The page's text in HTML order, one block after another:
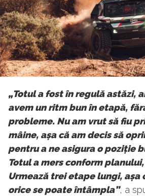
„Totul a fost în regulă astăzi,
avem un ritm bun în etapă,
probleme. Nu am vrut să fiu
mâine, așa că am decis să
pentru a ne asigura o poziție
Totul a mers conform
Urmează trei etape lungi, așa
orice se poate întâmpla”, a